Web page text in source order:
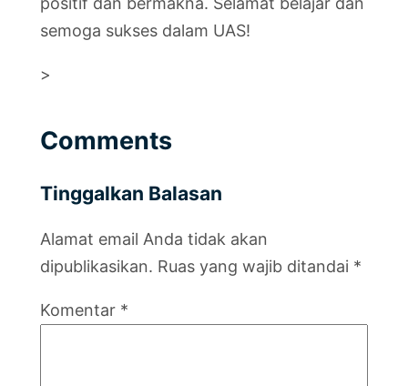
semoga sukses dalam UAS!
>
Comments
Tinggalkan Balasan
Alamat email Anda tidak akan
dipublikasikan. Ruas yang wajib ditandai *
Komentar *